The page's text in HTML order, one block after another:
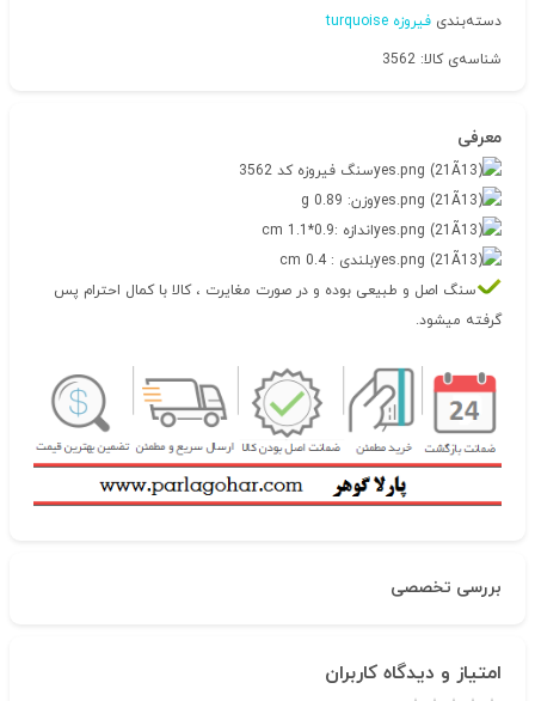
دسته‌بندی فیروزه turquoise
شناسه‌ی کالا: 3562
معرفی
سنگ فیروزه کد 3562
وزن: 0.89 g
اندازه :0.9*1.1 cm
بلندی : 0.4 cm
سنگ اصل و طبیعی بوده و در صورت مغایرت ، کالا با کمال احترام پس
گرفته میشود.
بررسی تخصصی
امتیاز و دیدگاه کاربران